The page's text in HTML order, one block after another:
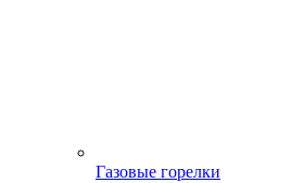
Газовые горелки